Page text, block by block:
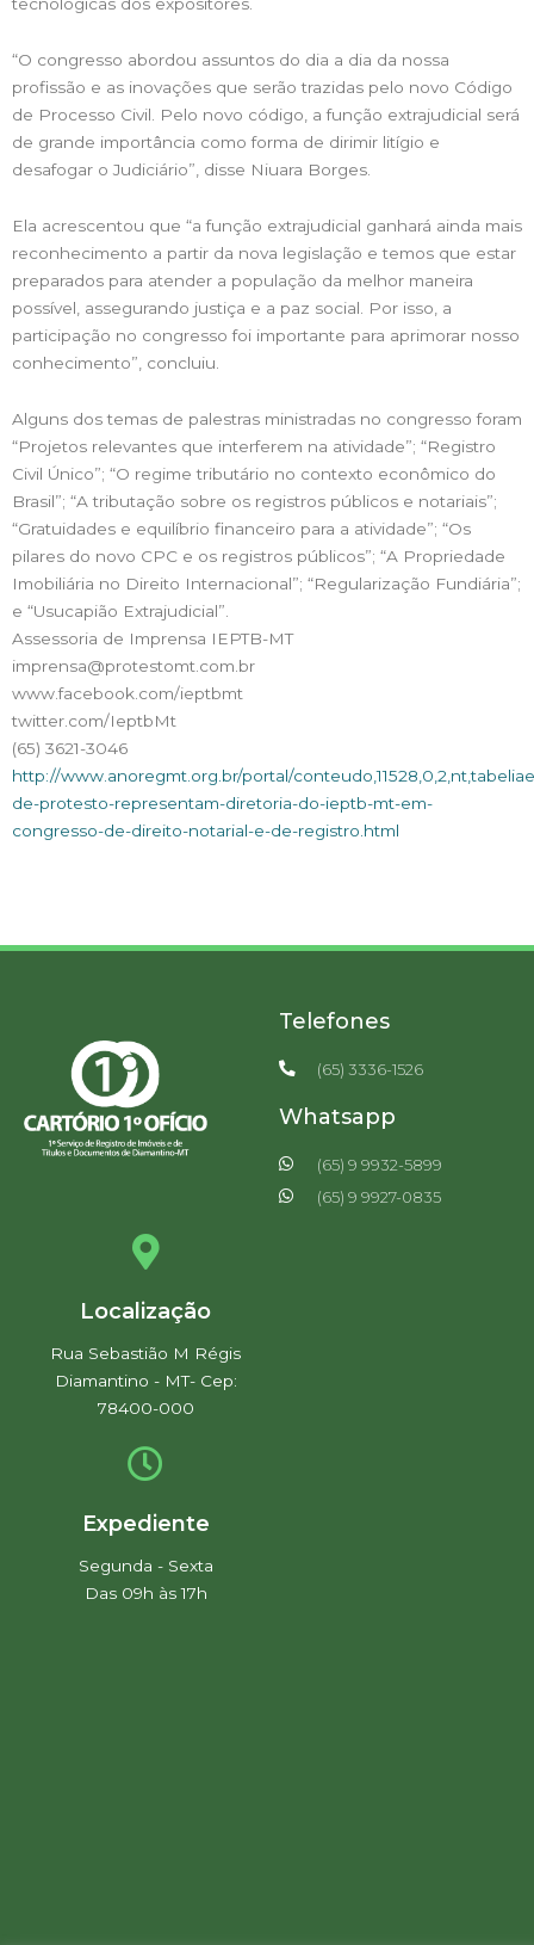
“O congresso abordou assuntos do dia a dia da nossa
profissão e as inovações que serão trazidas pelo novo Código
de Processo Civil. Pelo novo código, a função extrajudicial será
de grande importância como forma de dirimir litígio e
desafogar o Judiciário”, disse Niuara Borges.
Ela acrescentou que “a função extrajudicial ganhará ainda mais
reconhecimento a partir da nova legislação e temos que estar
preparados para atender a população da melhor maneira
possível, assegurando justiça e a paz social. Por isso, a
participação no congresso foi importante para aprimorar nosso
conhecimento”, concluiu.
Alguns dos temas de palestras ministradas no congresso foram
“Projetos relevantes que interferem na atividade”; “Registro
Civil Único”; “O regime tributário no contexto econômico do
Brasil”; “A tributação sobre os registros públicos e notariais”;
“Gratuidades e equilíbrio financeiro para a atividade”; “Os
pilares do novo CPC e os registros públicos”; “A Propriedade
Imobiliária no Direito Internacional”; “Regularização Fundiária”;
e “Usucapião Extrajudicial”.
Assessoria de Imprensa IEPTB-MT
imprensa@protestomt.com.br
www.facebook.com/ieptbmt
twitter.com/IeptbMt
(65) 3621-3046
http://www.anoregmt.org.br/portal/
de-protesto-representam-diretoria-do-ieptb-mt-em-
congresso-de-direito-notarial-e-de-registro.html
Telefones
(65) 3336-1526
Whatsapp
(65) 9 9932-5899
(65) 9 9927-0835
Localização
Rua Sebastião M Régis
Diamantino - MT- Cep:
78400-000
Expediente
Segunda - Sexta
Das 09h às 17h